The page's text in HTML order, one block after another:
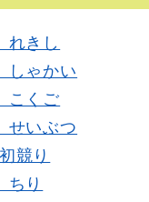
きし
ゃかい
くご
いぶつ
競り
り